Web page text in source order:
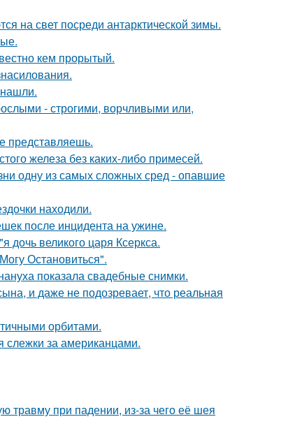
на свет посреди антарктической зимы.
кем прорытый.
- строгими, ворчливыми или,
представляешь.
железа без каких-либо примесей.
одну из самых сложных сред - опавшие
находили.
после инцидента на ужине.
дочь великого царя Ксеркса.
Остановиться".
показала свадебные снимки.
и даже не подозревает, что реальная
орбитами.
слежки за американцами.
травму при падении, из-за чего её шея